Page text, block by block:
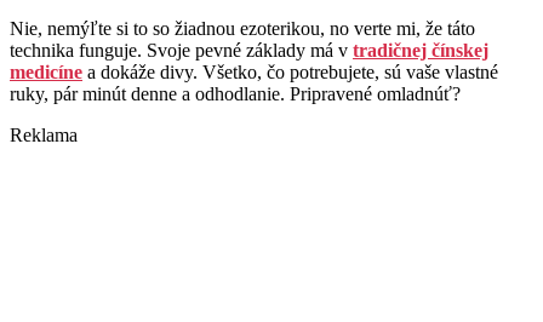
Nie, nemýľte si to so žiadnou ezoterikou, no verte mi, že táto
technika funguje. Svoje pevné základy má v tradičnej čínskej
medicíne a dokáže divy. Všetko, čo potrebujete, sú vaše vlastné
ruky, pár minút denne a odhodlanie. Pripravené omladnúť?
Reklama